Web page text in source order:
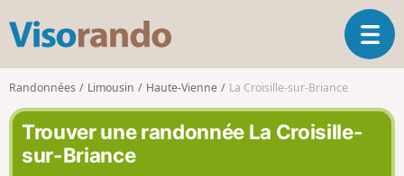
s
o
r
n
O
u
Randonnées Limousin Haute-Vienne La Croisille-sur-Briance
Trouver une randonnée La Croisille-
sur-Briance